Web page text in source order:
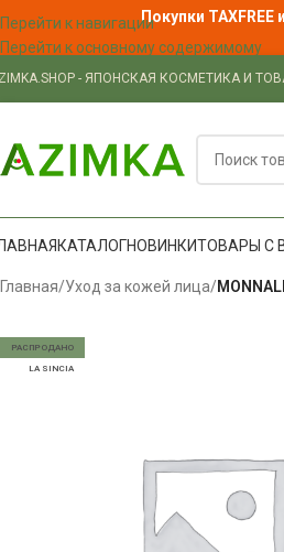
Перейти к навигации
Перейти к основному содержимому
Покупки
- ЯПОНСКАЯ КОСМЕТИКА И
КАТАЛОГНОВИНКИТОВАРЫ С
Главная/Уход за кожей лица/
РАСПРОДАНО
LA SINCIA